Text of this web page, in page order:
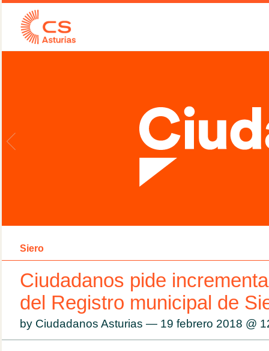
Siero
Ciudadanos pide
del Registro municipal de
by Ciudadanos Asturias — 19 febrero 2018 @